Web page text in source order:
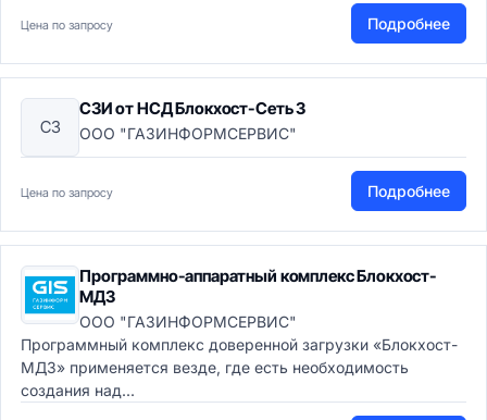
Цена по запросу Подробнее
СЗ
СЗИ от НСД Блокхост-Сеть 3
ООО "ГАЗИНФОРМСЕРВИС"
Цена по запросу Подробнее
Программно-аппаратный комплекс Блокхост-
МДЗ
ООО "ГАЗИНФОРМСЕРВИС"
Программный комплекс доверенной загрузки «Блокхост-
МДЗ» применяется везде, где есть необходимость
создания над...